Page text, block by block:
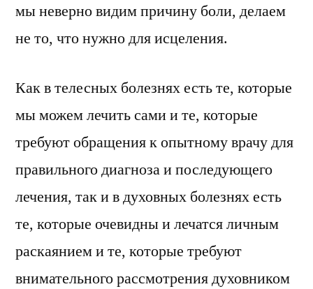
мы неверно видим причину боли, делаем
не то, что нужно для исцеления.
Как в телесных болезнях есть те, которые
мы можем лечить сами и те, которые
требуют обращения к опытному врачу для
правильного диагноза и последующего
лечения, так и в духовных болезнях есть
те, которые очевидны и лечатся личным
раскаянием и те, которые требуют
внимательного рассмотрения духовником